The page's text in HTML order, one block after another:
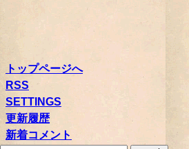
トップページへ
RSS
SETTINGS
更新履歴
新着コメント